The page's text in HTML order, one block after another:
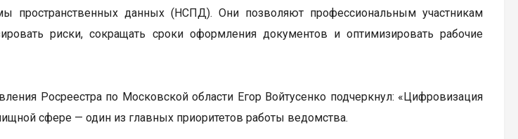
пространственных данных (НСПД). Они позволяют профессиональным участникам
риски, сокращать сроки оформления документов и оптимизировать рабочие
Росреестра по Московской области Егор Войтусенко подчеркнул: «Цифровизация
сфере — один из главных приоритетов работы ведомства.